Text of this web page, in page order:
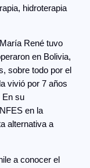
hidroterapia
René tuvo
en Bolivia,
sobre todo por el
vivió por 7 años
En su
en la
alternativa a
a conocer el